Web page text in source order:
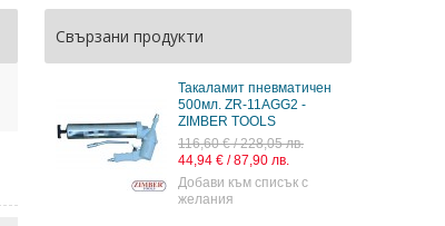
Свързани продукти
Такаламит пневматичен
500мл. ZR-11AGG2 -
ZIMBER TOOLS
116,60 € / 228,05 лв.
44,94 € / 87,90 лв.
Добави към списък с
желания